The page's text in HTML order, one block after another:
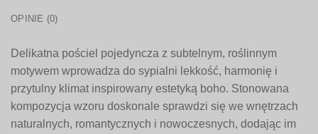
OPINIE (0)
Delikatna pościel pojedyncza z subtelnym, roślinnym
motywem wprowadza do sypialni lekkość, harmonię i
przytulny klimat inspirowany estetyką boho. Stonowana
kompozycja wzoru doskonale sprawdzi się we wnętrzach
naturalnych, romantycznych i nowoczesnych, dodając im